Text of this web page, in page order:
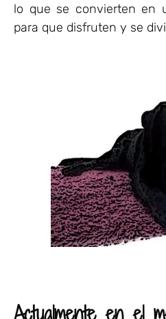
lo que se convierten en
para que disfruten y se